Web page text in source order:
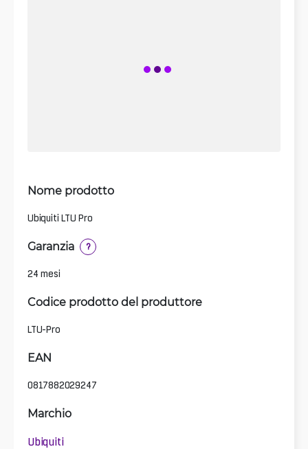
Nome prodotto
Ubiquiti LTU Pro
Garanzia ?
24 mesi
Codice prodotto del produttore
LTU-Pro
EAN
0817882029247
Marchio
Ubiquiti